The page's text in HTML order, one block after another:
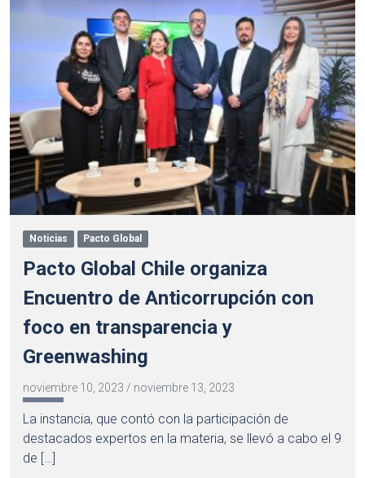
Noticias Pacto Global
Pacto Global Chile organiza
Encuentro de Anticorrupción con
foco en transparencia y
Greenwashing
noviembre 10, 2023 / noviembre 13, 2023
La instancia, que contó con la participación de
destacados expertos en la materia, se llevó a cabo el 9
de […]